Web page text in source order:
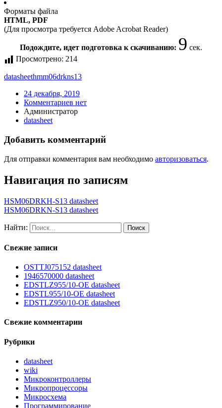
Форматы файла
HTML, PDF
(Для просмотра требуется Adobe Acrobat Reader)
Подождите, идет подготовка к скачиванию: 9 сек.
Просмотрено: 214
datasheethmm06drkns13
24 декабря, 2019
Комментариев нет
Администратор
datasheet
Добавить комментарий
Для отправки комментария вам необходимо авторизоваться.
Навигация по записям
HSM06DRKH-S13 datasheet
HSM06DRKN-S13 datasheet
Найти:
Свежие записи
OSTTJ075152 datasheet
1946570000 datasheet
EDSTLZ955/10-OE datasheet
EDSTL955/10-OE datasheet
EDSTLZ950/10-OE datasheet
Свежие комментарии
Рубрики
datasheet
wiki
Микроконтроллеры
Микропроцессоры
Микросхема
Программирование